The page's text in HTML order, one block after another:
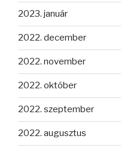
2023. január
2022. december
2022. november
2022. október
2022. szeptember
2022. augusztus